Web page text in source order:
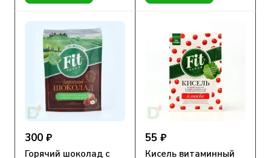
300 ₽
Горячий шоколад с
55 ₽
Кисель витаминный